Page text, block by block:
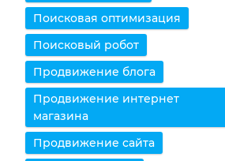
Поисковая оптимизация
Поисковый робот
Продвижение блога
Продвижение интернет
магазина
Продвижение сайта
Оставить только
выбранное
Удалить выбранное
Процессоры /
Характеристики
Intel Core